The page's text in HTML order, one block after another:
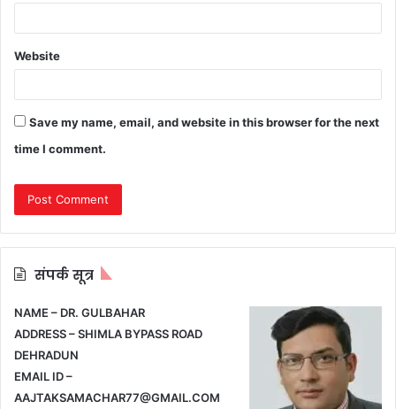
Website
Save my name, email, and website in this browser for the next
time I comment.
संपर्क सूत्र
NAME – DR. GULBAHAR
ADDRESS – SHIMLA BYPASS ROAD
DEHRADUN
EMAIL ID –
AAJTAKSAMACHAR77@GMAIL.COM